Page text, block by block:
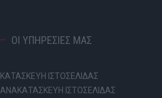
ΟΙ ΥΠΗΡΕΣΙΕΣ ΜΑΣ
ΚΑΤΑΣΚΕΥΗ ΙΣΤΟΣΕΛΙΔΑΣ
ΑΝΑΚΑΤΑΣΚΕΥΗ ΙΣΤΟΣΕΛΙΔΑΣ